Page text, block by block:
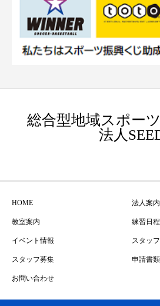
総合型地域スポー
法人
HOME 法人案内
教室案内 練習日程
イベント情報 スタッ
スタッフ募集 申請書類
お問い合わせ